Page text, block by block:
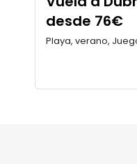
desde 76€
Playa, verano,